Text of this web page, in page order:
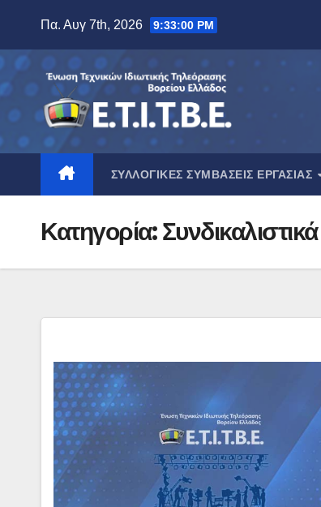
περιεχόμενο
Πα. Αυγ 7th, 2026 9:33:01 PM
ΣΥΛΛΟΓΙΚΈΣ ΣΥΜΒΆΣΕΙΣ ΕΡΓΑΣΊΑΣ
Κατηγορία:Συνδικαλιστικά